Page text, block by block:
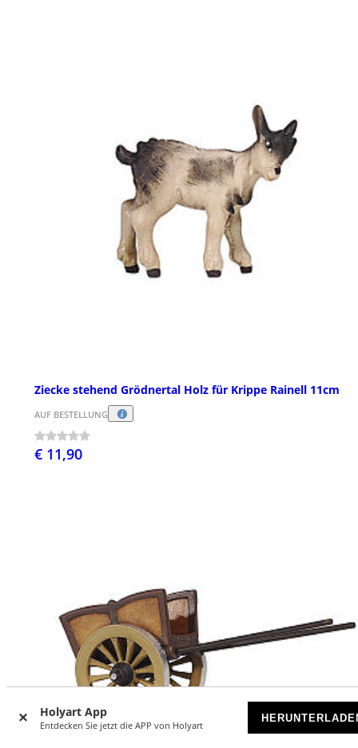
Holyart App
Entdecken Sie jetzt die APP von Holyart
Ziecke stehend Grödnertal Holz für Krippe Rainell 11cm
AUF BESTELLUNG
€ 11,90